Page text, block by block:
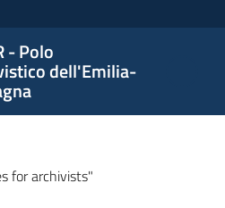
- Polo
dell'Emilia-
for archivists"